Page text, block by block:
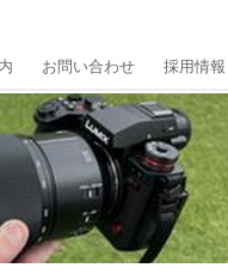
お問い合わせ 採用情報